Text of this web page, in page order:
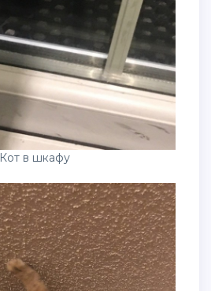
Кот в шкафу